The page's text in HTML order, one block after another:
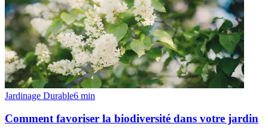
Jardinage Durable6 min
Comment favoriser la biodiversité dans votre jardin